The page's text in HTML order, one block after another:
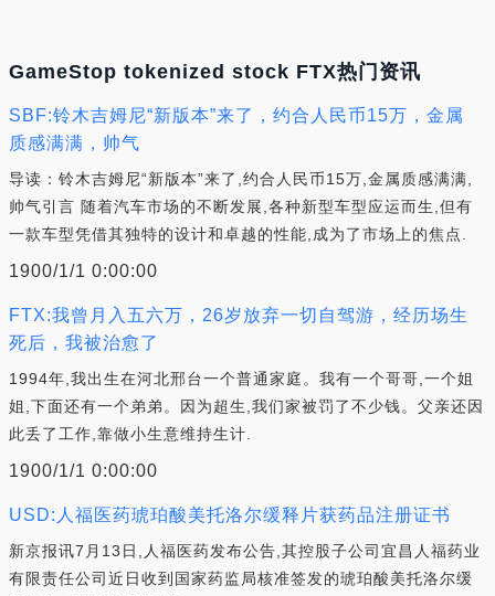
GameStop tokenized stock FTX热门资讯
SBF:铃木吉姆尼“新版本”来了，约合人民币15万，金属
质感满满，帅气
导读：铃木吉姆尼“新版本”来了,约合人民币15万,金属质感满满,
帅气引言 随着汽车市场的不断发展,各种新型车型应运而生,但有
一款车型凭借其独特的设计和卓越的性能,成为了市场上的焦点.
1900/1/1 0:00:00
FTX:我曾月入五六万，26岁放弃一切自驾游，经历场生
死后，我被治愈了
1994年,我出生在河北邢台一个普通家庭。我有一个哥哥,一个姐
姐,下面还有一个弟弟。因为超生,我们家被罚了不少钱。父亲还因
此丢了工作,靠做小生意维持生计.
1900/1/1 0:00:00
USD:人福医药琥珀酸美托洛尔缓释片获药品注册证书
新京报讯7月13日,人福医药发布公告,其控股子公司宜昌人福药业
有限责任公司近日收到国家药监局核准签发的琥珀酸美托洛尔缓